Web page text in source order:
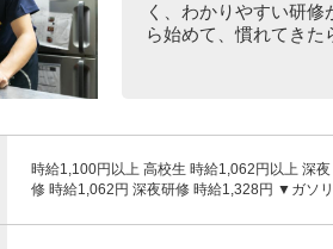
く、わかりやすい研
ら始めて、慣れてきた
時給1,100円以上 高校生 時給1,062円以上 深
修 時給1,062円 深夜研修 時給1,328円 ▼ガソ